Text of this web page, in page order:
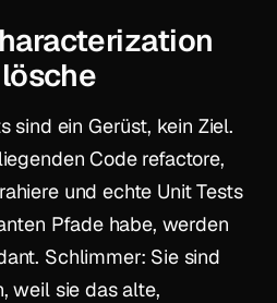
sind ein Gerüst, kein Ziel.
Code refactore,
und echte Unit Tests
Pfade habe, werden
Schlimmer: Sie sind
weil sie das alte,